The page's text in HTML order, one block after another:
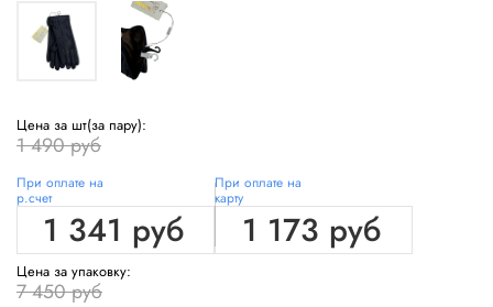
Цена за шт(за пару):
1 490 руб
При оплате на
р.счет
1 341 руб
При оплате на
карту
1 173 руб
Цена за упаковку:
7 450 руб